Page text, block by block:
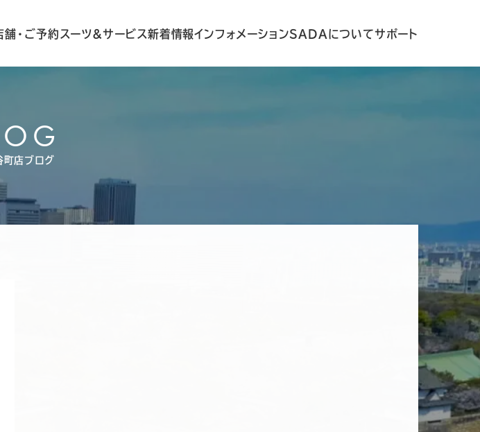
舗・ご予約 スーツ&サービス新着情報インフォメーションSADAについてサポート
町店ブログ